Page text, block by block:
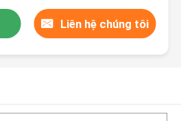
Liên hệ chúng tôi